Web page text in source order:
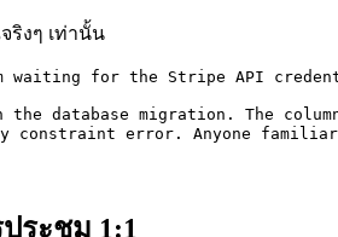
ริงๆ เท่านั้น
waiting for the Stripe API
database migration. The
constraint error. Anyone
ระชุม 1:1